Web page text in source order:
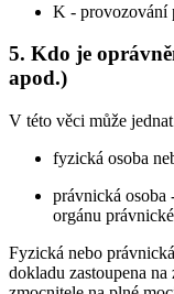
K - provozování
5. Kdo je
apod.)
V této věci může
fyzická osoba
právnická osoba
orgánu
Fyzická nebo
dokladu zastoupena